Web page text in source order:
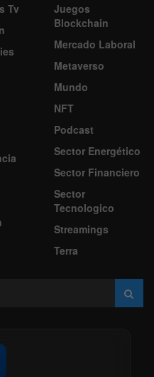
Tv
Juegos
Blockchain
Mercado Laboral
Metaverso
Mundo
NFT
Podcast
Sector Energético
Sector Financiero
Sector
Tecnologico
Streamings
Terra